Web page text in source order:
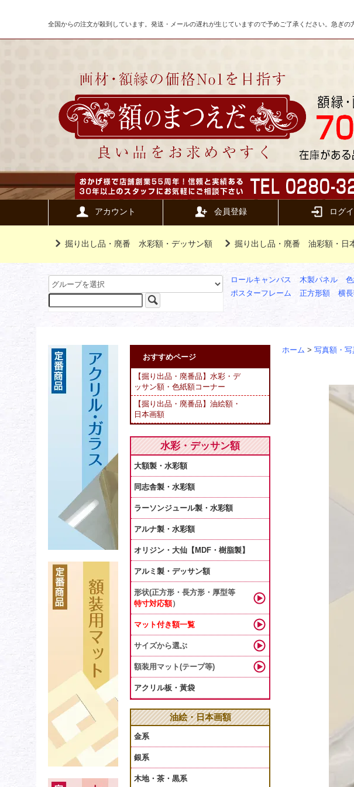
全国からの注文が殺到しています。発送・メールの遅れが生じていますので予めご了承ください。急ぎの
アカウント 会員登録 ログ
掘り出し品・廃番 水彩額・デッサン額 掘り出し品・廃番 油彩額・日
ロールキャンバス 木製パネル
ポスターフレーム
正方形額 横
ホーム > 写真額・写
おすすめページ
【掘り出品・廃番品】水彩・デ
ッサン額・色紙額コーナー
【掘り出品・廃番品】油絵額・
日本画額
水彩・デッサン額
大額製・水彩額
同志舎製・水彩額
ラーソンジュール製・水彩額
アルナ製・水彩額
オリジン・大仙【MDF・樹脂製】
アルミ製・デッサン額
形状(正方形・長方形・厚型等
特寸対応額）
マット付き額一覧
サイズから選ぶ
額装用マット(テープ等)
アクリル板・黃袋
油絵・日本画額
金系
銀系
木地・茶・黒系